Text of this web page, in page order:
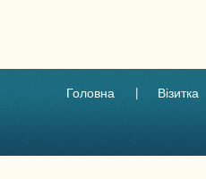
Головна Візитка